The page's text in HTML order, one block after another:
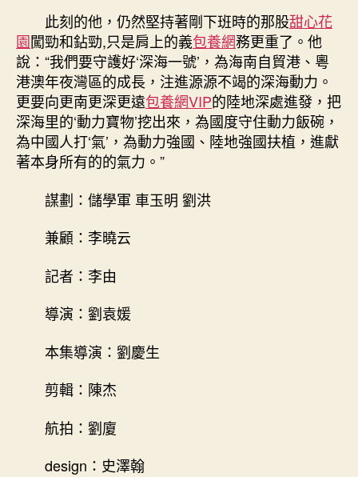
此刻的他，仍然堅持著剛下班時的那股甜心花
園闖勁和鉆勁,只是肩上的義包養網務更重了。他
說：“我們要守護好‘深海一號’，為海南自貿港、粵
港澳年夜灣區的成長，注進源源不竭的深海動力。
更要向更南更深更遠包養網VIP的陸地深處進發，把
深海里的‘動力寶物’挖出來，為國度守住動力飯碗，
為中國人打‘氣’，為動力強國、陸地強國扶植，進獻
著本身所有的的氣力。”
謀劃：儲學軍 車玉明 劉洪
兼顧：李曉云
記者：李由
導演：劉袁媛
本集導演：劉慶生
剪輯：陳杰
航拍：劉廈
design：史澤翰